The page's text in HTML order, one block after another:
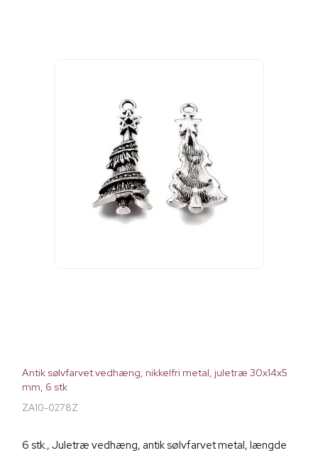
Antik sølvfarvet vedhæng, nikkelfri metal, juletræ 30x14x5
mm, 6 stk
ZA10-0278Z
6 stk., Juletræ vedhæng, antik sølvfarvet metal, længde